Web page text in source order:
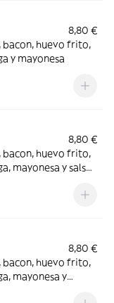
8,80 €
bacon, huevo frito,
y mayonesa
8,80 €
bacon, huevo frito,
mayonesa y salsa
8,80 €
bacon, huevo frito,
mayonesa y